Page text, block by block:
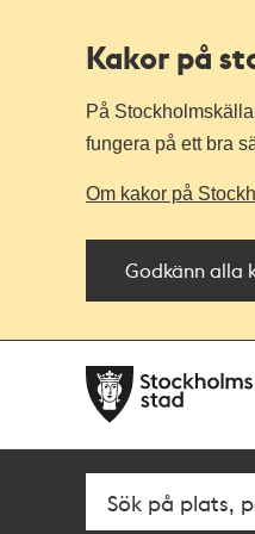
Kakor på
På
fungera på ett bra
Om kakor på
Godkänn alla
navigationen
huvudinnehållet
Fritextsök